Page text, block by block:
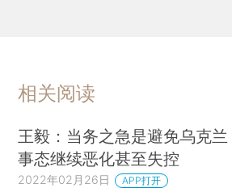
相关阅读
王毅：当务之急是避免乌克兰
事态继续恶化甚至失控
2022年02月26日 APP打开